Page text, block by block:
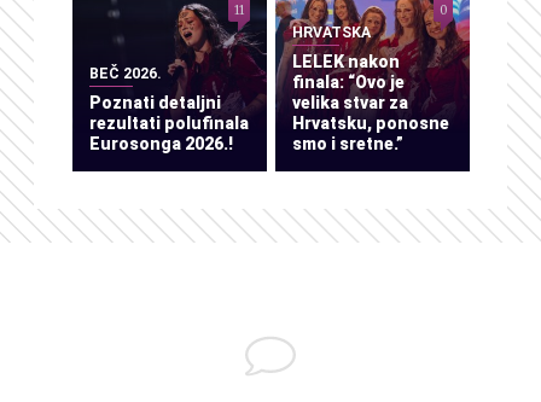
BEČ 2026.
Poznati detaljni
rezultati polufinala
Eurosonga 2026.!
11
HRVATSKA
LELEK nakon
finala: “Ovo je
velika stvar za
Hrvatsku, ponosne
smo i sretne.”
0